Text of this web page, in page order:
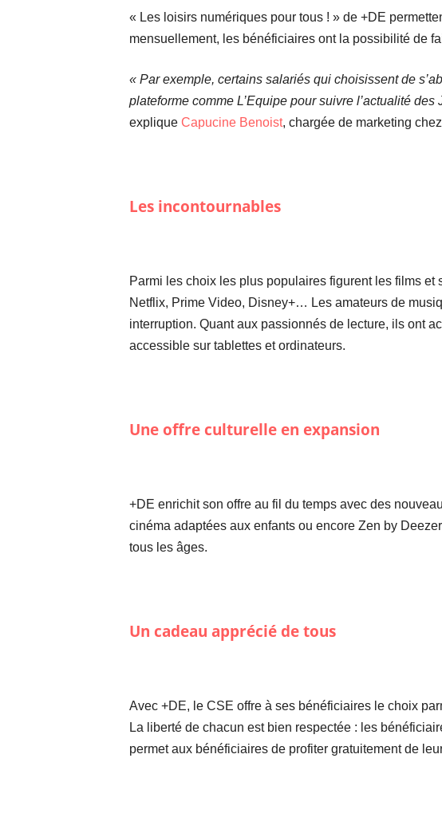
« Les loisirs numériques pour tous ! » de +DE
mensuellement, les bénéficiaires ont la possibilité de
« Par exemple, certains salariés qui choisissent de
plateforme comme L’Equipe pour suivre l’actualité
explique Capucine Benoist, chargée de marketing chez
Les incontournables
Parmi les choix les plus populaires figurent les films
Netflix, Prime Video, Disney+… Les amateurs de
interruption. Quant aux passionnés de lecture, ils ont
accessible sur tablettes et ordinateurs.
Une offre culturelle en expansion
+DE enrichit son offre au fil du temps avec des
cinéma adaptées aux enfants ou encore Zen by
tous les âges.
Un cadeau apprécié de tous
Avec +DE, le CSE offre à ses bénéficiaires le choix
La liberté de chacun est bien respectée : les
permet aux bénéficiaires de profiter gratuitement de